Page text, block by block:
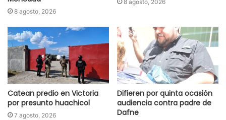
8 agosto, 2026
8 agosto, 2026
Catean predio en Victoria
por presunto huachicol
7 agosto, 2026
Difieren por quinta ocasión
audiencia contra padre de
Dafne